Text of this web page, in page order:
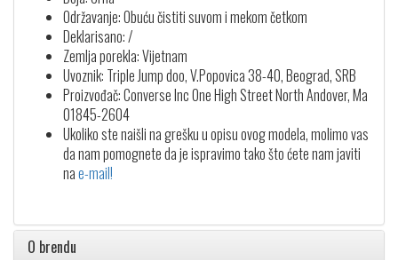
Održavanje: Obuću čistiti suvom i mekom četkom
Deklarisano: /
Zemlja porekla: Vijetnam
Uvoznik: Triple Jump doo, V.Popovica 38-40, Beograd, SRB
Proizvođač: Converse Inc One High Street North Andover, Ma
01845-2604
Ukoliko ste naišli na grešku u opisu ovog modela, molimo vas
da nam pomognete da je ispravimo tako što ćete nam javiti
nae-mail!
O brendu